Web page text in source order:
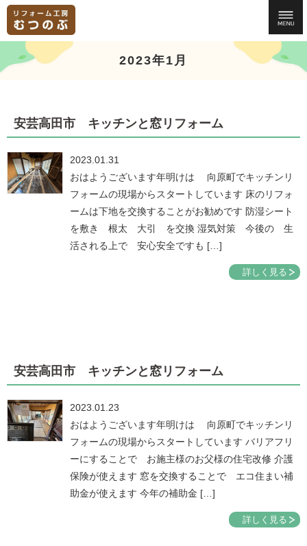
2023年1月
安芸高田市 キッチンと窓リフォーム
2023.01.31
おはようございます年明けは 向原町でキッチンリ
フォームの現場からスタートしています 床のリフォ
ームは下地を交換することがお勧めです 防湿シート
を敷き 根太 大引 を交換 湿気対策 今後の 生
活される上で 安心安全ですも […]
詳しく見る
安芸高田市 キッチンと窓リフォーム
2023.01.23
おはようございます年明けは 向原町でキッチンリ
フォームの現場からスタートしています バリアフリ
ーにすることで お施主様のお父様の住宅改修 介護
保険が使えます 窓を交換することで エコ住まい補
助金が使えます 今年の補助金 […]
詳しく見る